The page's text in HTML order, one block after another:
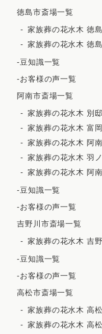
2023年9月
2023年8月
2023年7月
2023年6月
2023年3月
2023年2月
2023年1月
2022年12月
2022年11月
2022年5月
2022年4月
2022年3月
2022年2月
徳島市斎場一覧
家族葬の花水木 徳
家族葬の花水木 徳
-豆知識一覧
-お客様の声一覧
阿南市斎場一覧
家族葬の花水木 別
家族葬の花水木 富
家族葬の花水木 阿
家族葬の花水木 羽
家族葬の花水木 阿
-豆知識一覧
-お客様の声一覧
吉野川市斎場一覧
家族葬の花水木 吉
-豆知識一覧
-お客様の声一覧
高松市斎場一覧
家族葬の花水木 高
家族葬の花水木 高